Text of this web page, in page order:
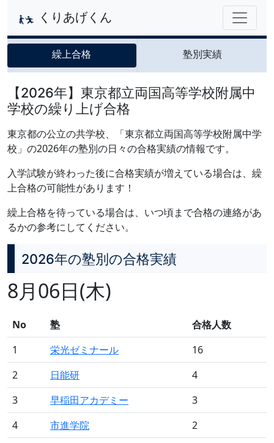
くりあげくん
繰上合格 塾別実績
【2026年】東京都立両国高等学校附属中
学校の繰り上げ合格
東京都の公立の共学校、「東京都立両国高等学校附属中学
校」の2026年の塾別の日々の合格実績の情報です。
入学試験が終わった後に合格実績が増えている場合は、繰
上合格の可能性があります！
繰上合格を待っている場合は、いつ頃まで合格の連絡があ
るかの参考にしてください。
2026年の塾別の合格実績
8月06日(木)
No 塾
合格人数
1
栄光ゼミナール
16
2
日能研
4
3
早稲田アカデミー
3
4
市進学院
2